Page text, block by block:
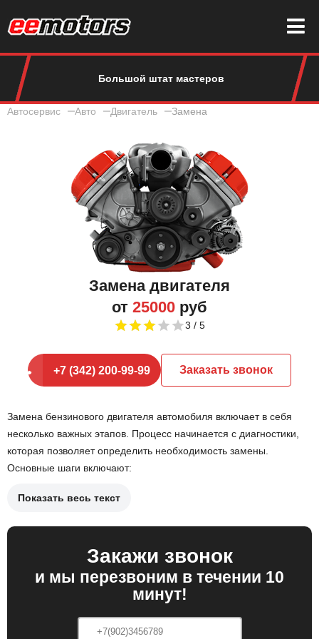
Автосервис Авто Двигатель Замена
Замена двигателя
от 25000 руб
3
+7 (342) 200-99-99 Заказать звонок
Большой штат мастеров
Замена бензинового двигателя автомобиля включает в себя
несколько важных этапов. Процесс начинается с диагностики,
которая позволяет определить необходимость замены.
Основные шаги включают:
Установка и подключение всех систем.
После завершения установки важно провести проверку всех
Показать весь текст
Закажи звонок
и мы перезвоним в течении 10
минут!